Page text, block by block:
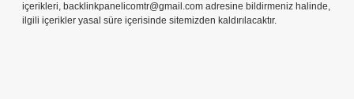
içerikleri, backlinkpanelicomtr@gmail.com adresine bildirmeniz halinde,
ilgili içerikler yasal süre içerisinde sitemizden kaldırılacaktır.